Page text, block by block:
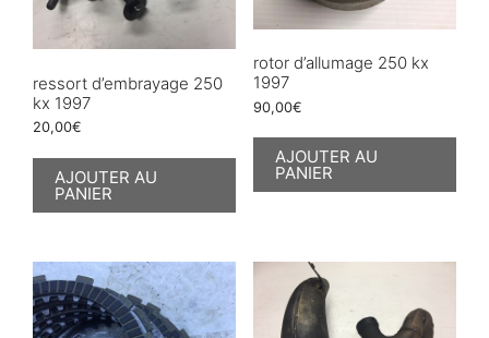
ressort d’embrayage 250
kx 1997
20,00€
AJOUTER AU
PANIER
rotor d’allumage 250 kx
1997
90,00€
AJOUTER AU
PANIER